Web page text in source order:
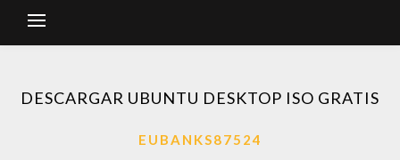
DESCARGAR UBUNTU DESKTOP ISO GRATIS
EUBANKS87524